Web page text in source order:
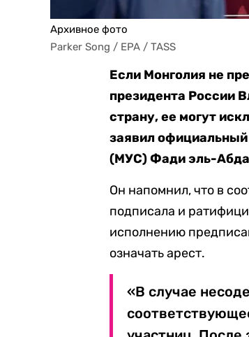
Архивное фото
Parker Song / EPA / TASS
Если Монголия не
президента России
страну, ее могут
заявил
(МУС) Фади эль-
Он напомнил, что в
подписала и
исполнению
означать арест.
«В случае